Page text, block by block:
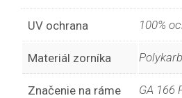
UV ochrana 100%
Materiál zorníka
Značenie na ráme GA 166